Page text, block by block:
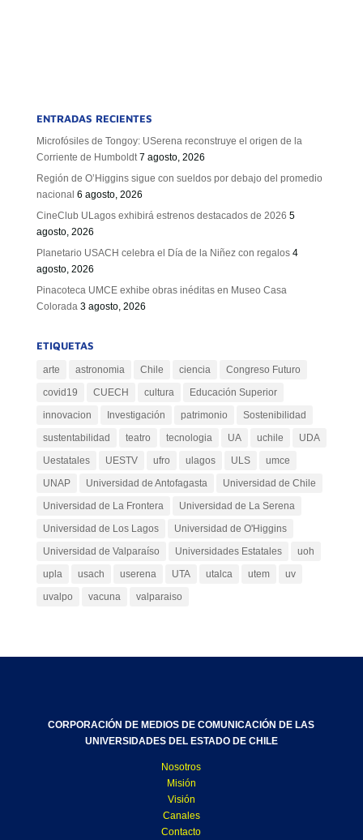
ENTRADAS RECIENTES
Microfósiles de Tongoy: USerena reconstruye el origen de la
Corriente de Humboldt 7 agosto, 2026
Región de O’Higgins sigue con sueldos por debajo del promedio
nacional 6 agosto, 2026
CineClub ULagos exhibirá estrenos destacados de 2026 5
agosto, 2026
Planetario USACH celebra el Día de la Niñez con regalos 4
agosto, 2026
Pinacoteca UMCE exhibe obras inéditas en Museo Casa
Colorada 3 agosto, 2026
ETIQUETAS
arte astronomia Chile ciencia
Congreso Futuro
covid19
CUECH cultura
Educación Superior
innovacion
Investigación patrimonio
Sostenibilidad
sustentabilidad
teatro tecnologia UA uchile
UDA
Uestatales
UESTV ufro ulagos ULS
umce
UNAP
Universidad de Antofagasta
Universidad de Chile
Universidad de La Frontera
Universidad de La Serena
Universidad de Los Lagos
Universidad de O'Higgins
Universidad de Valparaíso
Universidades Estatales
uoh
upla
usach userena UTA utalca utem
uv
uvalpo
vacuna valparaiso
CORPORACIÓN DE MEDIOS DE COMUNICACIÓN DE LAS
UNIVERSIDADES DEL ESTADO DE CHILE
Nosotros
Misión
Visión
Canales
Contacto